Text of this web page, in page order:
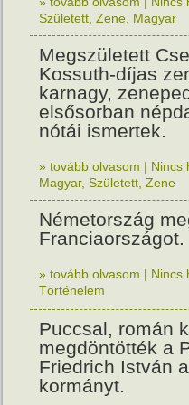
Született Zene Magyar
Megszületett
Kossuth-díjas
karnagy,
elsősorban
nótái ismertek.
» tovább olvasom | Nincs
Magyar, Született Zene
Németország
Franciaországot.
» tovább olvasom | Nincs
Történelem
Puccsal, román
megdöntötték a
Friedrich István
kormányt.